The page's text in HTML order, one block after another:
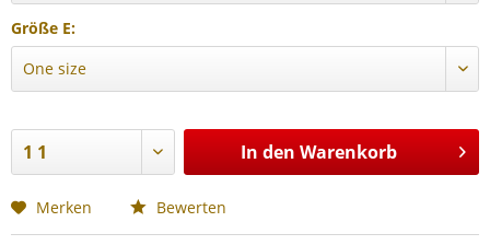
Größe E:
In den Warenkorb
Merken Bewerten